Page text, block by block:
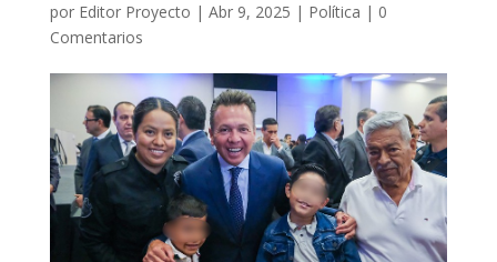
por Editor Proyecto | Abr 9, 2025 | Política | 0
Comentarios